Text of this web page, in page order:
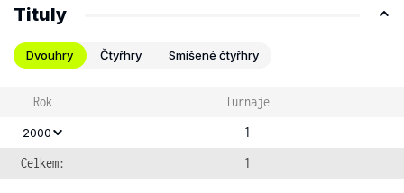
Tituly
Dvouhry Čtyřhry Smíšené čtyřhry
Rok Turnaje
2000
1
Celkem:
1